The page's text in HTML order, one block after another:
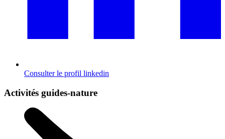
Consulter le profil linkedin
Activités guides-nature